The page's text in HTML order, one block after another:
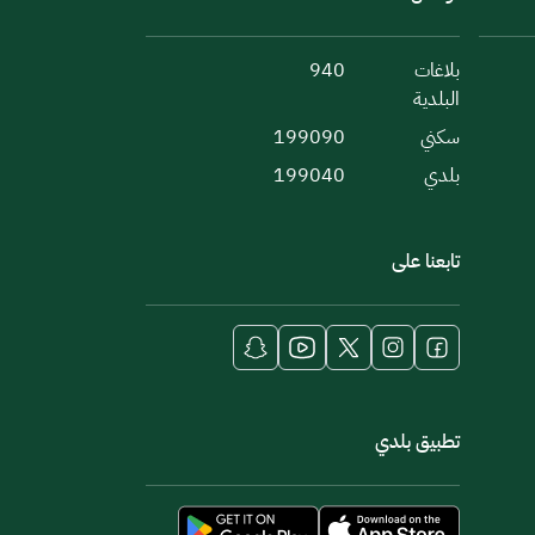
بلاغات
البلدية
940
سكني
199090
بلدي
199040
تابعنا على
تطبيق بلدي